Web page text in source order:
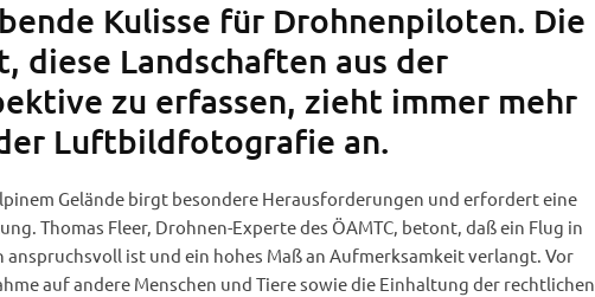
Kulisse für Drohnenpiloten. Die
diese Landschaften aus der
zu erfassen, zieht immer mehr
Luftbildfotografie an.
Gelände birgt besondere Herausforderungen und erfordert eine
Thomas Fleer, Drohnen-Experte des ÖAMTC, betont, daß ein Flug in
anspruchsvoll ist und ein hohes Maß an Aufmerksamkeit verlangt. Vor
auf andere Menschen und Tiere sowie die Einhaltung der rechtlichen